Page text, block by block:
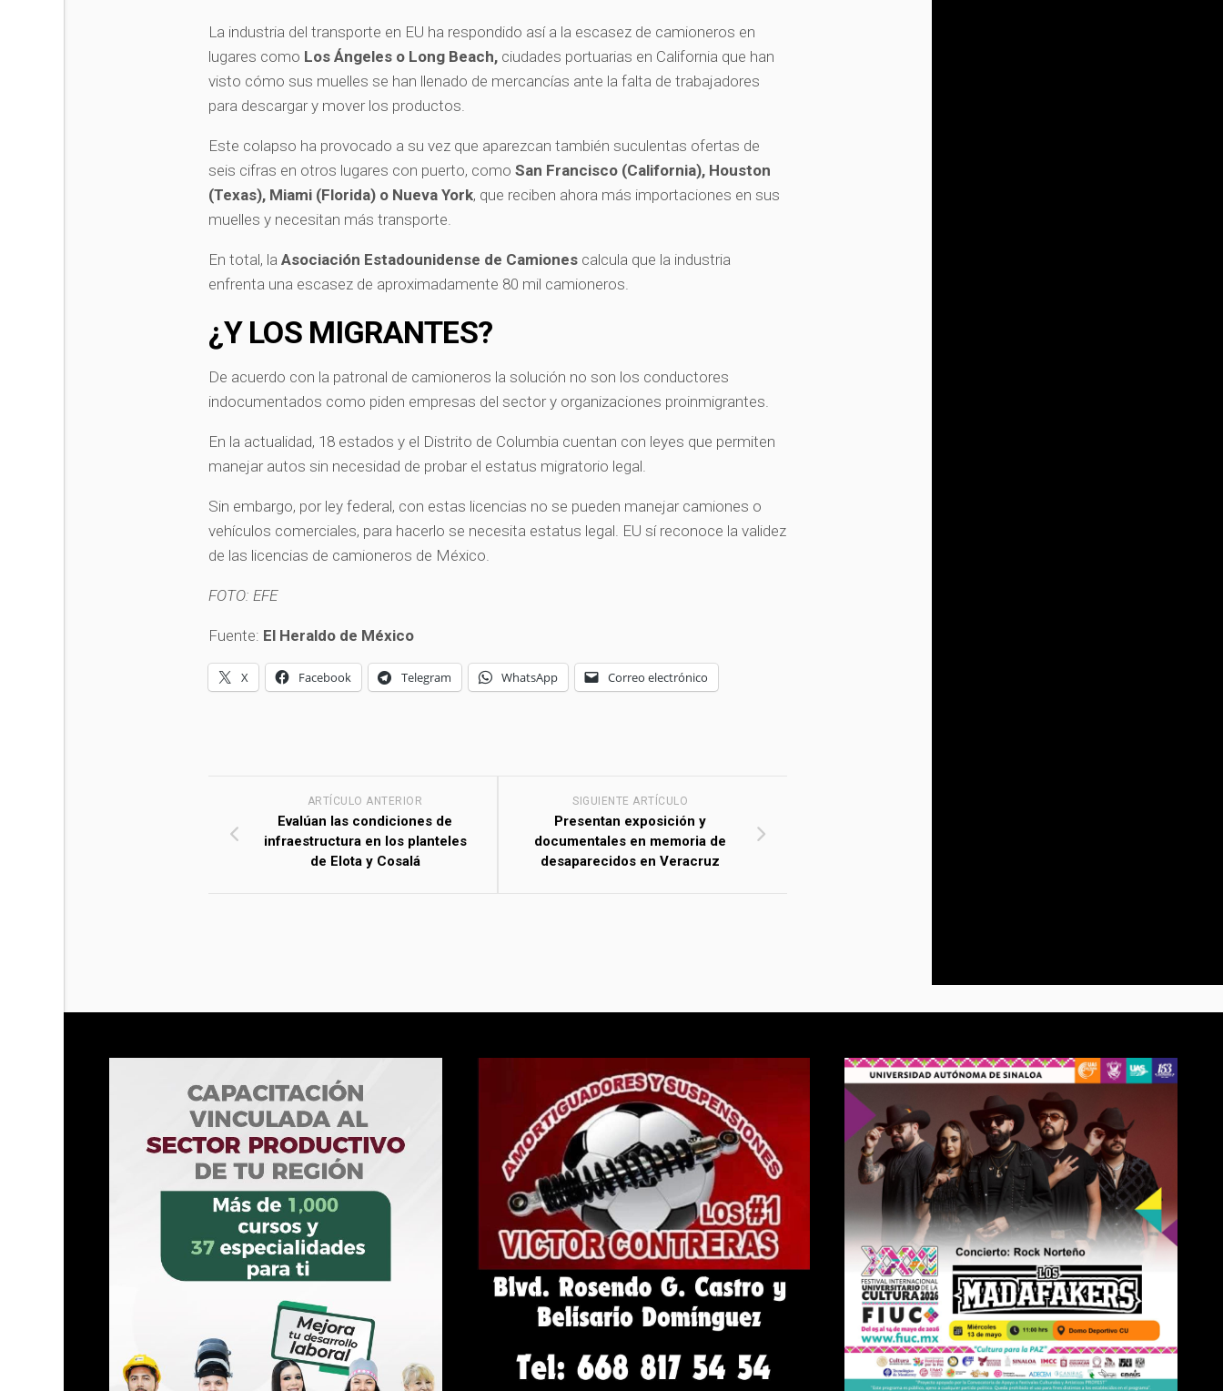
La industria del transporte en EU ha respondido así a la escasez de camioneros en
lugares como Los Ángeles o Long Beach, ciudades portuarias en California que han
visto cómo sus muelles se han llenado de mercancías ante la falta de trabajadores
para descargar y mover los productos.
Este colapso ha provocado a su vez que aparezcan también suculentas ofertas de
seis cifras en otros lugares con puerto, comoSan Francisco (California), Houston
(Texas), Miami (Florida) o Nueva York, que reciben ahora más importaciones en sus
muelles y necesitan más transporte.
En total, la Asociación Estadounidense de Camiones calcula que la industria
enfrenta una escasez de aproximadamente 80 mil camioneros.
¿Y LOS MIGRANTES?
De acuerdo con la patronal de camioneros la solución no son los conductores
indocumentados como piden empresas del sector y organizaciones proinmigrantes.
En la actualidad, 18 estados y el Distrito de Columbia cuentan con leyes que permiten
manejar autos sin necesidad de probar el estatus migratorio legal.
Sin embargo, por ley federal, con estas licencias no se pueden manejar camiones o
vehículos comerciales, para hacerlo se necesita estatus legal. EU sí reconoce la validez
de las licencias de camioneros de México.
FOTO: EFE
Fuente: El Heraldo de México
X Facebook Telegram WhatsApp Correo electrónico
SIGUIENTE ARTÍCULO
Presentan exposición y
documentales en memoria de
desaparecidos en Veracruz
ARTÍCULO ANTERIOR
Evalúan las condiciones de
infraestructura en los planteles
de Elota y Cosalá